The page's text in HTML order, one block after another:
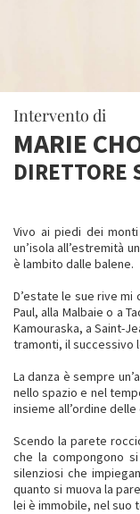
Intervento di
MARIE
DIRETTORE
Vivo ai piedi dei
un’isola all’estremità
è lambito dalle balene.
D’estate le sue rive mi
Paul, alla Malbaie o a
Kamouraska, a Saint-
tramonti, il successivo
La danza è sempre
nello spazio e nel
insieme all’ordine
Scendo la parete
che la compongono
silenziosi che
quanto si muova la
lei è immobile, nel suo